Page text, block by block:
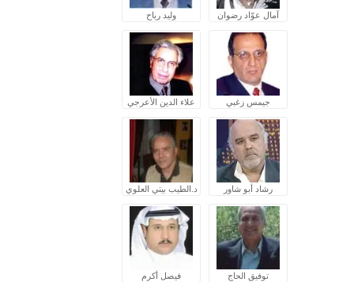
آمال عوّاد رضوان وليد رباح
جيمس زغبي علاء الدين الأعرجي
رشاد أبو شاور د.الطيب بيتي العلوي
توفيق الحاج فيصل أكرم